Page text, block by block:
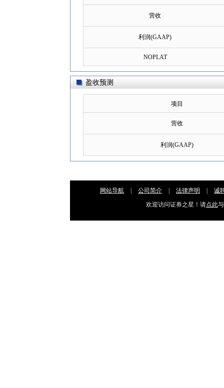
营收
利润(GAAP)
NOPLAT
盈收预测
项目
营收
利润(GAAP)
网站导航 | 公司简介 | 法律声明 |
诚
欢迎访问证券之星！请点此